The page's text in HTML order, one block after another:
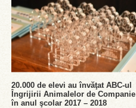
20.000 de elevi au învăţat ABC-ul
Îngrijirii Animalelor de Companie
în anul şcolar 2017 – 2018